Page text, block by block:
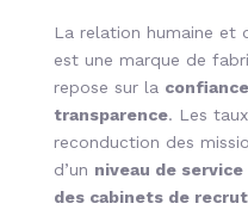
La relation humaine et
est une marque de
repose sur la
transparence. Les
reconduction des
d’un niveau de
des cabinets de